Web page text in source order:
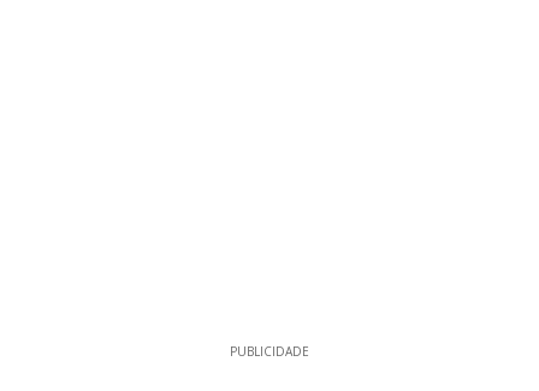
PUBLICIDADE